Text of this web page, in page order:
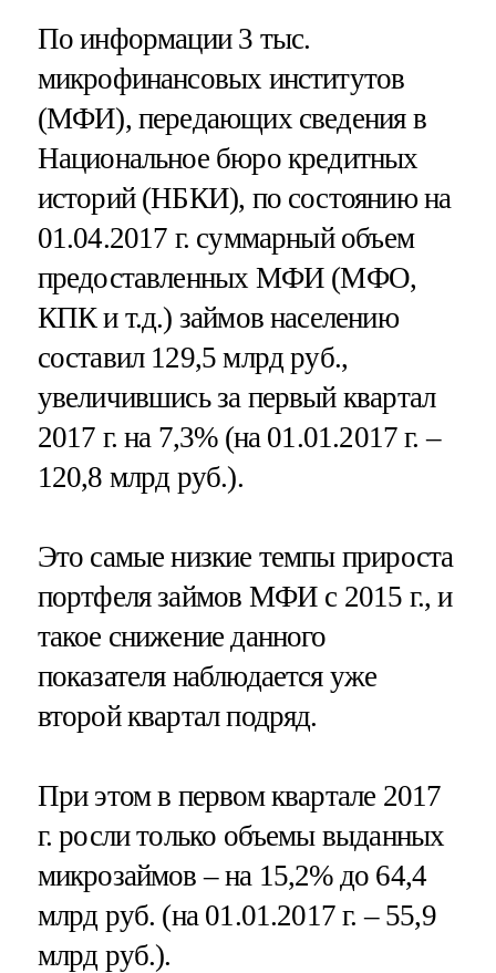
По информации 3 тыс.
микрофинансовых институтов
(МФИ), передающих сведения в
Национальное бюро кредитных
историй (НБКИ), по состоянию на
01.04.2017 г. суммарный объем
предоставленных МФИ (МФО,
КПК и т.д.) займов населению
составил 129,5 млрд руб.,
увеличившись за первый квартал
2017 г. на 7,3% (на 01.01.2017 г. –
120,8 млрд руб.).
Это самые низкие темпы прироста
портфеля займов МФИ с 2015 г., и
такое снижение данного
показателя наблюдается уже
второй квартал подряд.
При этом в первом квартале 2017
г. росли только объемы выданных
микрозаймов – на 15,2% до 64,4
млрд руб. (на 01.01.2017 г. – 55,9
млрд руб.).